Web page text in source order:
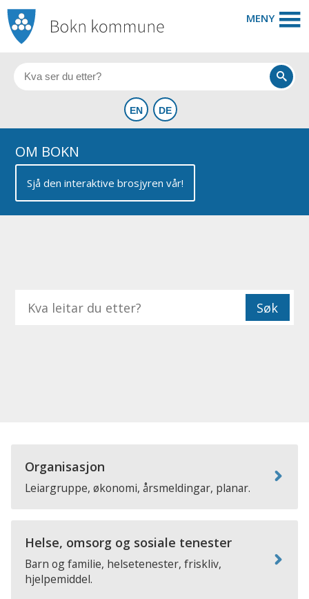
MENY
OM BOKN
Sjå den interaktive brosjyren vår!
Organisasjon
Leiargruppe, økonomi, årsmeldingar, planar.
Helse, omsorg og sosiale tenester
Barn og familie, helsetenester, friskliv,
hjelpemiddel.